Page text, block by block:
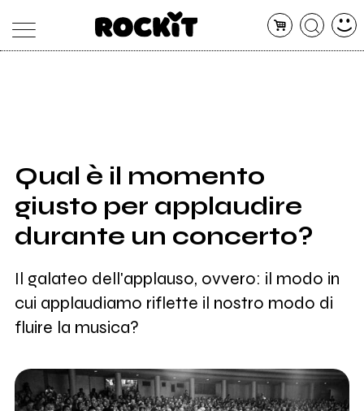
SHOP
RADIO
Qual è il momento
giusto per applaudire
durante un concerto?
Il galateo dell'applauso, ovvero: il modo in
cui applaudiamo riflette il nostro modo di
fluire la musica?